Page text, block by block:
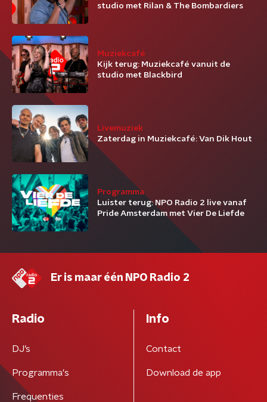
studio met Rilan & The Bombardiers
Muziekcafé
Kijk terug: Muziekcafé vanuit de
studio met Blackbird
Livemuziek
Zaterdag in Muziekcafé: Van Dik Hout
Programma
Luister terug: NPO Radio 2 live vanaf
Pride Amsterdam met Vier De Liefde
Er is maar één NPO Radio 2
Radio
DJ’s
Programma's
Frequenties
Info
Contact
Download de app